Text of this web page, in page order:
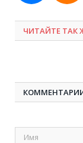
ЧИТАЙТЕ ТАК